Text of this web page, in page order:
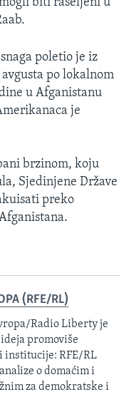
biti raseljeni u
poletio je iz
po lokalnom
u Afganistanu
je
brzinom, koju
Sjedinjene Države
preko
(RFE/RL)
Radio Liberty je
promoviše
institucije: RFE/RL
o domaćim i
za demokratske i